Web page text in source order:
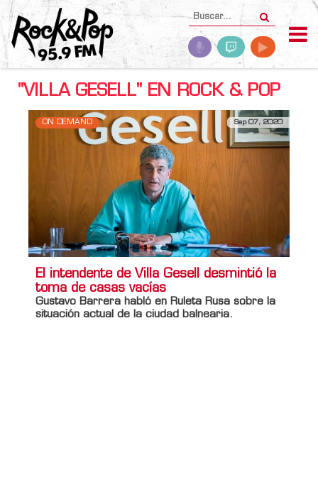
"VILLA GESELL" EN ROCK & POP
ON DEMAND Sep 07, 2020
El intendente de Villa Gesell desmintió la
toma de casas vacías
Gustavo Barrera habló en Ruleta Rusa sobre la
situación actual de la ciudad balnearia.